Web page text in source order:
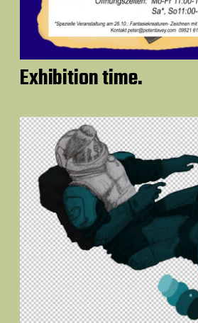
Exhibition time.